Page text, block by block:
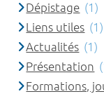
Dépistage (1)
Liens utiles (1)
Actualités (1)
Présentation
Formations,